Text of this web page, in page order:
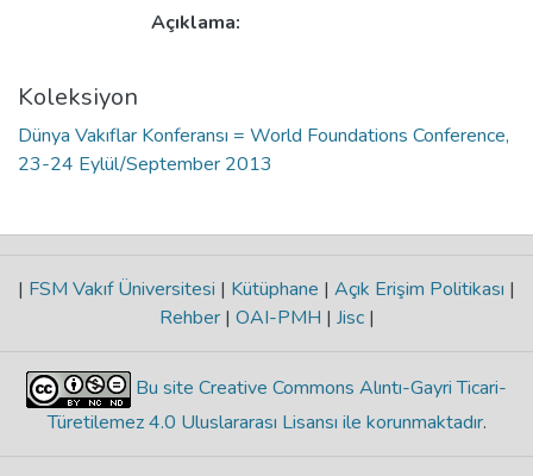
Açıklama:
Koleksiyon
Dünya Vakıflar Konferansı = World Foundations Conference,
23-24 Eylül/September 2013
| FSM Vakıf Üniversitesi | Kütüphane | Açık Erişim Politikası |
Rehber | OAI-PMH | Jisc |
Bu site Creative Commons Alıntı-Gayri Ticari-
Türetilemez 4.0 Uluslararası Lisansı ile korunmaktadır.